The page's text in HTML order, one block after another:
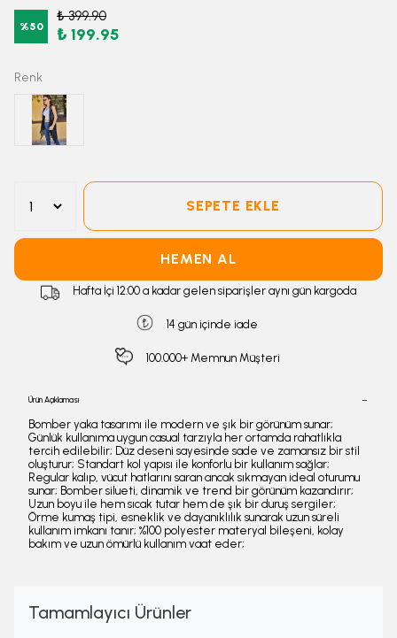
%50
₺ 399.90
₺ 199.95
Renk
SEPETE EKLE
HEMEN AL
Hafta İçi 12:00 a kadar gelen siparişler aynı gün kargoda
14 gün içinde iade
100.000+ Memnun Müşteri
Ürün Açıklaması
Bomber yaka tasarımı ile modern ve şık bir görünüm sunar;
Günlük kullanıma uygun casual tarzıyla her ortamda rahatlıkla
tercih edilebilir; Düz deseni sayesinde sade ve zamansız bir stil
oluşturur; Standart kol yapısı ile konforlu bir kullanım sağlar;
Regular kalıp, vücut hatlarını saran ancak sıkmayan ideal oturumu
sunar; Bomber silueti, dinamik ve trend bir görünüm kazandırır;
Uzun boyu ile hem sıcak tutar hem de şık bir duruş sergiler;
Örme kumaş tipi, esneklik ve dayanıklılık sunarak uzun süreli
kullanım imkanı tanır; %100 polyester materyal bileşeni, kolay
bakım ve uzun ömürlü kullanım vaat eder;
Tamamlayıcı Ürünler